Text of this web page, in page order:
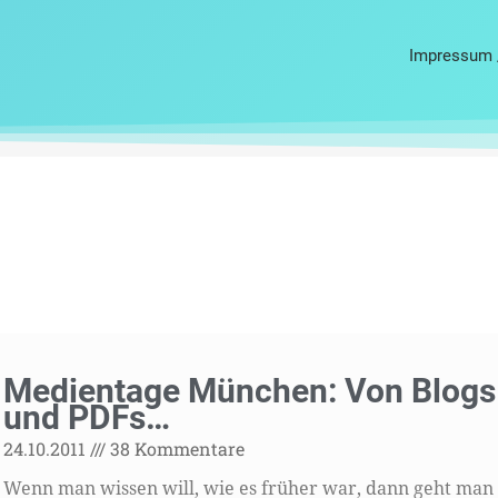
Medientage München: Von Blogs
und PDFs…
24.10.2011 38 Kommentare
Wenn man wissen will, wie es früher war, dann geht man